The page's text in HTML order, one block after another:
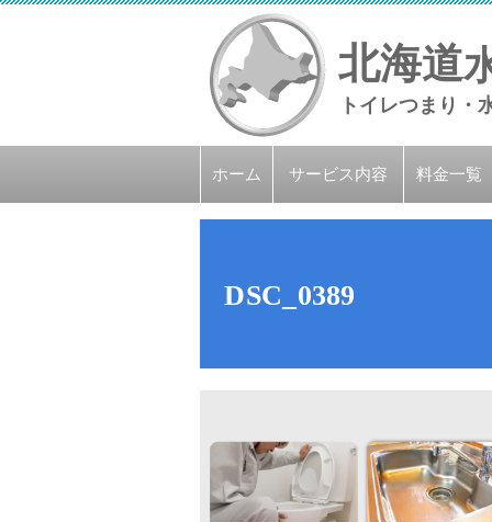
北海道
トイレつまり・
ホーム サービス内容 料金一覧
DSC_0389